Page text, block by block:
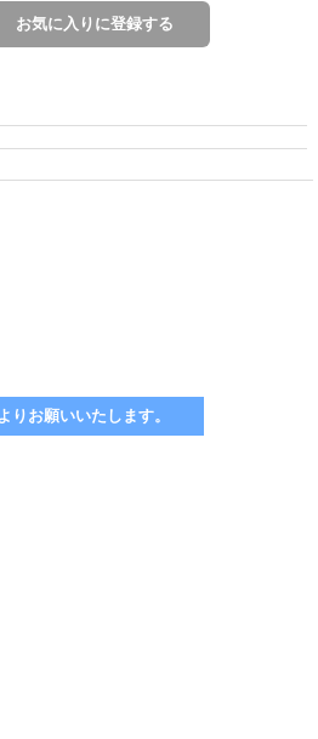
りお願いいたします。